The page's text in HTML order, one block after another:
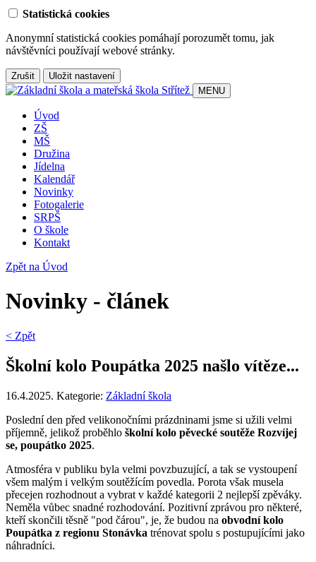
Statistická cookies
Anonymní statistická cookies pomáhají porozumět tomu, jak
návštěvníci používají webové stránky.
Zrušit
Uložit nastavení
MENU
Úvod
ZŠ
MŠ
Družina
Jídelna
Kalendář
Novinky
Fotogalerie
SRPŠ
O škole
Kontakt
Zpět na Úvod
Novinky - článek
< Zpět
Školní kolo Poupátka 2025 našlo vítěze...
16.4.2025. Kategorie: Základní škola
Poslední den před velikonočními prázdninami jsme si užili velmi
příjemně, jelikož proběhlo školní kolo pěvecké soutěže Rozvíjej
se, poupátko 2025.
Atmosféra v publiku byla velmi povzbuzující, a tak se vystoupení
všem malým i velkým soutěžícím povedla. Porota však musela
přecejen rozhodnout a vybrat v každé kategorii 2 nejlepší zpěváky.
Neměla vůbec snadné rozhodování. Pozitivní zprávou pro některé,
kteří skončili těsně "pod čárou", je, že budou na obvodní kolo
Poupátka z regionu Stonávka trénovat spolu s postupujícími jako
náhradníci.